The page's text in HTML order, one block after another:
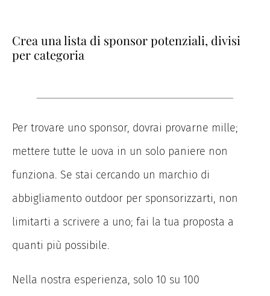
Crea una lista di sponsor potenziali, divisi
per categoria
Per trovare uno sponsor, dovrai provarne mille;
mettere tutte le uova in un solo paniere non
funziona. Se stai cercando un marchio di
abbigliamento outdoor per sponsorizzarti, non
limitarti a scrivere a uno; fai la tua proposta a
quanti più possibile.
Nella nostra esperienza, solo 10 su 100